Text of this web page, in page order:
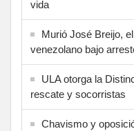
vida
Murió José Breijo,
venezolano bajo
ULA otorga la
rescate y socorristas
Chavismo y